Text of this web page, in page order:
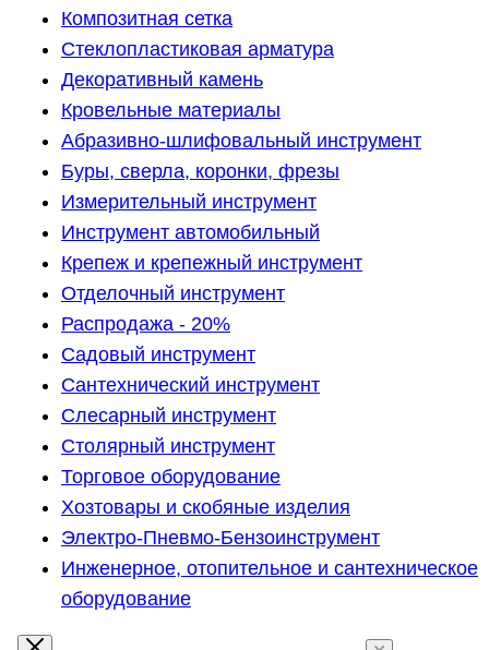
Композитная сетка
Стеклопластиковая арматура
Декоративный камень
Кровельные материалы
Абразивно-шлифовальный инструмент
Буры, сверла, коронки, фрезы
Измерительный инструмент
Инструмент автомобильный
Крепеж и крепежный инструмент
Отделочный инструмент
Распродажа - 20%
Садовый инструмент
Сантехнический инструмент
Слесарный инструмент
Столярный инструмент
Торговое оборудование
Хозтовары и скобяные изделия
Электро-Пневмо-Бензоинструмент
Инженерное, отопительное и сантехническое
оборудование